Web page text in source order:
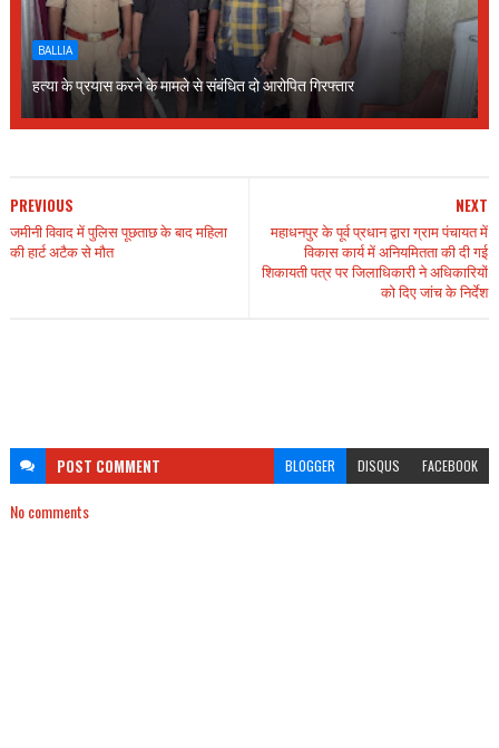
BALLIA
हत्या के प्रयास करने के मामले से संबंधित दो आरोपित गिरफ्तार
NEXT
महाधनपुर के पूर्व प्रधान द्वारा ग्राम पंचायत में
विकास कार्य में अनियमितता की दी गई
शिकायती पत्र पर जिलाधिकारी ने अधिकारियों
को दिए जांच के निर्देश
PREVIOUS
जमीनी विवाद में पुलिस पूछताछ के बाद महिला
की हार्ट अटैक से मौत
POST COMMENT BLOGGER DISQUS FACEBOOK
No comments